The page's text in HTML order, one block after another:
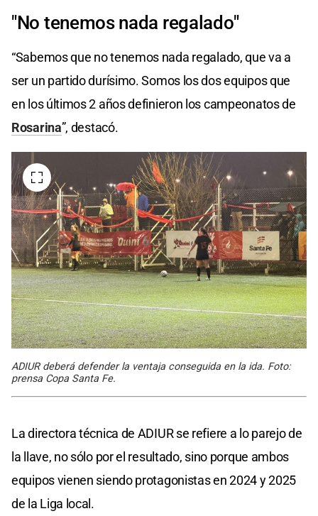
"No tenemos nada regalado"
“Sabemos que no tenemos nada regalado, que va a
ser un partido durísimo. Somos los dos equipos que
en los últimos 2 años definieron los campeonatos de
Rosarina”, destacó.
ADIUR deberá defender la ventaja conseguida en la ida. Foto:
prensa Copa Santa Fe.
La directora técnica de ADIUR se refiere a lo parejo de
la llave, no sólo por el resultado, sino porque ambos
equipos vienen siendo protagonistas en 2024 y 2025
de la Liga local.